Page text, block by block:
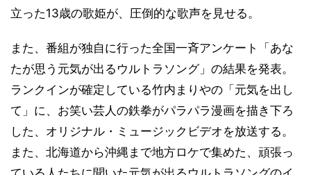
立った13歳の歌姫が、圧倒的な歌声を見せる。
また、番組が独自に行った全国一斉アンケート「あな
たが思う元気が出るウルトラソング」の結果を発表。
ランクインが確定している竹内まりやの「元気を出し
て」に、お笑い芸人の鉄拳がパラパラ漫画を描き下ろ
した、オリジナル・ミュージックビデオを放送する。
また、北海道から沖縄まで地方ロケで集めた、頑張っ